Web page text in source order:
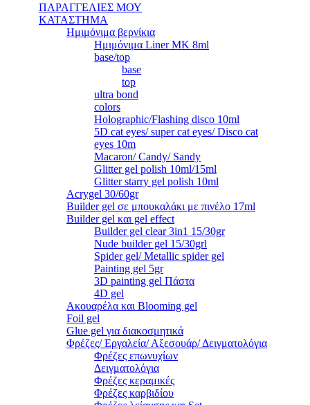
ΠΑΡΑΓΓΕΛΙΕΣ ΜΟΥ
ΚΑΤΑΣΤΗΜΑ
Ημιμόνιμα βερνίκια
Ημιμόνιμα Liner ΜΚ 8ml
base/top
base
top
ultra bond
colors
Holographic/Flashing disco 10ml
5D cat eyes/ super cat eyes/ Disco cat
eyes 10m
Macaron/ Candy/ Sandy
Glitter gel polish 10ml/15ml
Glitter starry gel polish 10ml
Acrygel 30/60gr
Builder gel σε μπουκαλάκι με πινέλο 17ml
Builder gel και gel effect
Builder gel clear 3in1 15/30gr
Nude builder gel 15/30grl
Spider gel/ Metallic spider gel
Painting gel 5gr
3D painting gel Πάστα
4D gel
Ακουαρέλα και Blooming gel
Foil gel
Glue gel για διακοσμητικά
Φρέζες/ Εργαλεία/ Αξεσουάρ/ Δειγματολόγια
Φρέζες επωνυχίων
Δειγματολόγια
Φρέζες κεραμικές
Φρέζες καρβιδίου